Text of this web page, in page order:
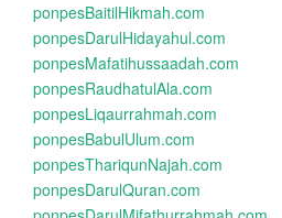
ponpesBaitilHikmah.com
ponpesDarulHidayahul.com
ponpesMafatihussaadah.com
ponpesRaudhatulAla.com
ponpesLiqaurrahmah.com
ponpesBabulUlum.com
ponpesThariqunNajah.com
ponpesDarulQuran.com